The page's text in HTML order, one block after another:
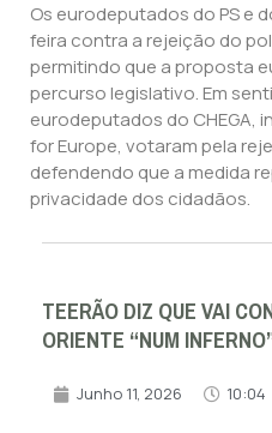
Os eurodeputados do PS e
feira contra a rejeição do
permitindo que a proposta
percurso legislativo. Em
eurodeputados do CHEGA,
for Europe, votaram pela
defendendo que a medida
privacidade dos cidadãos.
TEERÃO DIZ QUE VAI
ORIENTE “NUM
Junho 11, 2026 10:04